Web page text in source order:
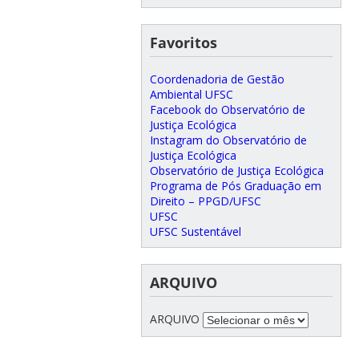
Favoritos
Coordenadoria de Gestão
Ambiental UFSC
Facebook do Observatório de
Justiça Ecológica
Instagram do Observatório de
Justiça Ecológica
Observatório de Justiça Ecológica
Programa de Pós Graduação em
Direito – PPGD/UFSC
UFSC
UFSC Sustentável
ARQUIVO
ARQUIVO